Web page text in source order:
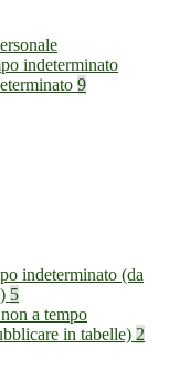
indeterminato
9
indeterminato (da
5
a tempo
in tabelle) 2